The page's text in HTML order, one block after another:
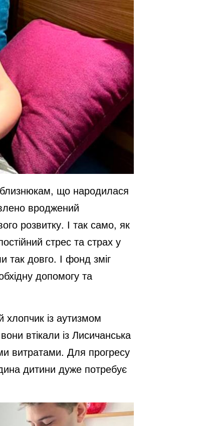
що народилася
вроджений
розвитку. І так само, як
стрес та страх у
так довго. І фонд зміг
допомогу та
хлопчик із аутизмом
втікали із Лисичанська
витратами. Для прогресу
дитини дуже потребує